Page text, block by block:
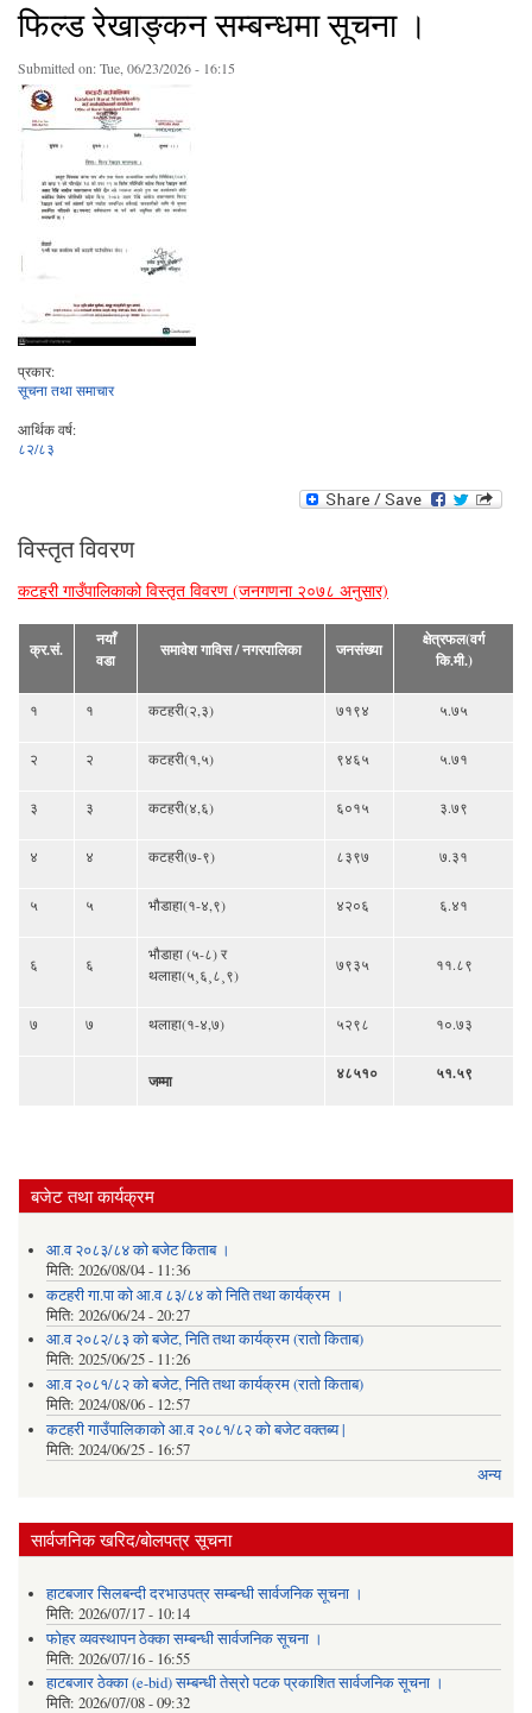
फिल्ड रेखाङ्कन सम्बन्धमा सूचना ।
Submitted on:Tue, 06/23/2026 - 16:15
प्रकार:
सूचना तथा समाचार
आर्थिक वर्ष:
८२/८३
विस्तृत विवरण
कटहरी गाउँपालिकाको विस्तृत विवरण (जनगणना २०७८ अनुसार)
क्र.सं.
नयाँ
वडा
समावेश गाविस / नगरपालिका जनसंख्या
क्षेत्रफल(वर्ग
कि.मी.)
१ १ कटहरी(२,३) ७१९४ ५.७५
२ २ कटहरी(१,५) ९४६५ ५.७१
३ ३ कटहरी(४,६) ६०१५ ३.७९
४ ४ कटहरी(७-९) ८३९७ ७.३१
५ ५ भौडाहा(१-४,९) ४२०६ ६.४१
६ ६
भौडाहा (५-८) र
थलाहा(५¸६¸८¸९)
७९३५ ११.८९
७ ७ थलाहा(१-४,७) ५२९८ १०.७३
जम्मा ४८५१० ५१.५९
बजेट तथा कार्यक्रम
आ.व २०८३/८४ को बजेट किताब ।
मिति: 2026/08/04 - 11:36
कटहरी गा.पा को आ.व ८३/८४ को निति तथा कार्यक्रम ।
मिति: 2026/06/24 - 20:27
आ.व २०८२/८३ को बजेट, निति तथा कार्यक्रम (रातो किताब)
मिति: 2025/06/25 - 11:26
आ.व २०८१/८२ को बजेट, निति तथा कार्यक्रम (रातो किताब)
मिति: 2024/08/06 - 12:57
कटहरी गाउँपालिकाको आ.व २०८१/८२ को बजेट वक्तब्य |
मिति: 2024/06/25 - 16:57
अन्य
सार्वजनिक खरिद/बोलपत्र सूचना
हाटबजार सिलबन्दी दरभाउपत्र सम्बन्धी सार्वजनिक सूचना ।
मिति: 2026/07/17 - 10:14
फोहर व्यवस्थापन ठेक्का सम्बन्धी सार्वजनिक सूचना ।
मिति: 2026/07/16 - 16:55
हाटबजार ठेक्का (e-bid) सम्बन्धी तेस्रो पटक प्रकाशित सार्वजनिक सूचना ।
मिति: 2026/07/08 - 09:32